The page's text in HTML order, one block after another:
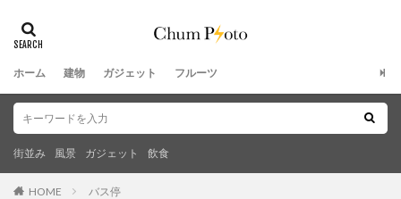
ホーム 建物 ガジェット フルーツ
街並み 風景 ガジェット 飲食
HOME バス停